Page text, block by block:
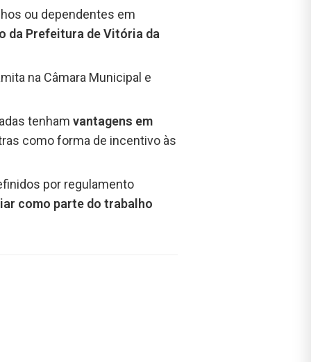
ou dependentes em
da Prefeitura de Vitória da
na Câmara Municipal e
tenham vantagens em
como forma de incentivo às
por regulamento
como parte do trabalho